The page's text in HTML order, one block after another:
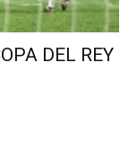
DEL REY